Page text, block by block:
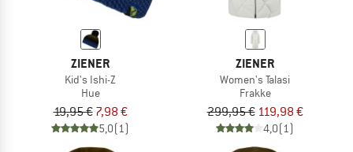
ZIENER
Kid's Ishi-Z
Hue
19,95 € 7,98 €
5,0(1)
ZIENER
Women's Talasi
Frakke
299,95 € 119,98 €
4,0(1)